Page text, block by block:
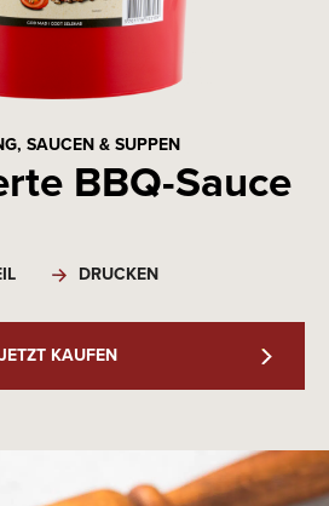
SAUCEN & SUPPEN
BBQ-Sauce
DRUCKEN
JETZT KAUFEN